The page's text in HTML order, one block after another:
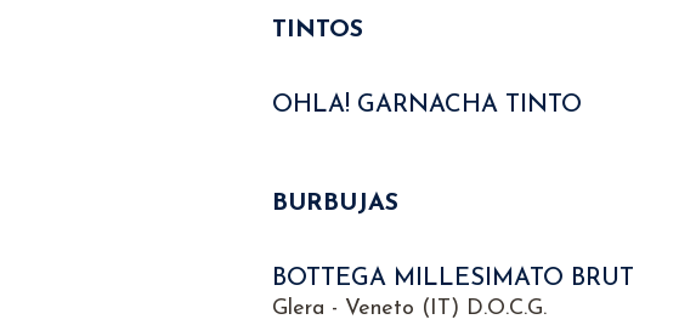
TINTOS
OHLA! GARNACHA TINTO
BURBUJAS
BOTTEGA MILLESIMATO BRUT
Glera - Veneto (IT) D.O.C.G.